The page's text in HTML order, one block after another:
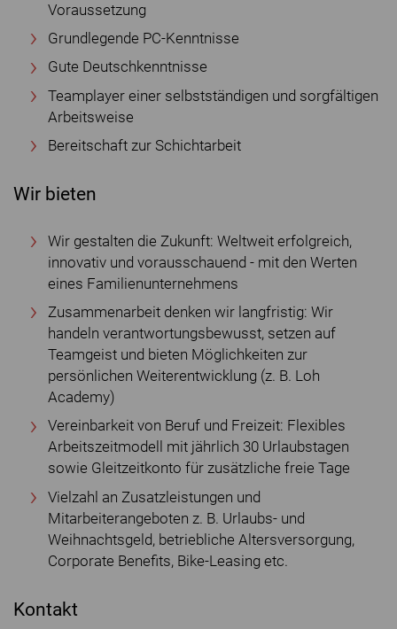
Voraussetzung
Grundlegende PC-Kenntnisse
Gute Deutschkenntnisse
Teamplayer einer selbstständigen und sorgfältigen
Arbeitsweise
Bereitschaft zur Schichtarbeit
Wir bieten
Wir gestalten die Zukunft: Weltweit erfolgreich,
innovativ und vorausschauend - mit den Werten
eines Familienunternehmens
Zusammenarbeit denken wir langfristig: Wir
handeln verantwortungsbewusst, setzen auf
Teamgeist und bieten Möglichkeiten zur
persönlichen Weiterentwicklung (z. B. Loh
Academy)
Vereinbarkeit von Beruf und Freizeit: Flexibles
Arbeitszeitmodell mit jährlich 30 Urlaubstagen
sowie Gleitzeitkonto für zusätzliche freie Tage
Vielzahl an Zusatzleistungen und
Mitarbeiterangeboten z. B. Urlaubs- und
Weihnachtsgeld, betriebliche Altersversorgung,
Corporate Benefits, Bike-Leasing etc.
Kontakt